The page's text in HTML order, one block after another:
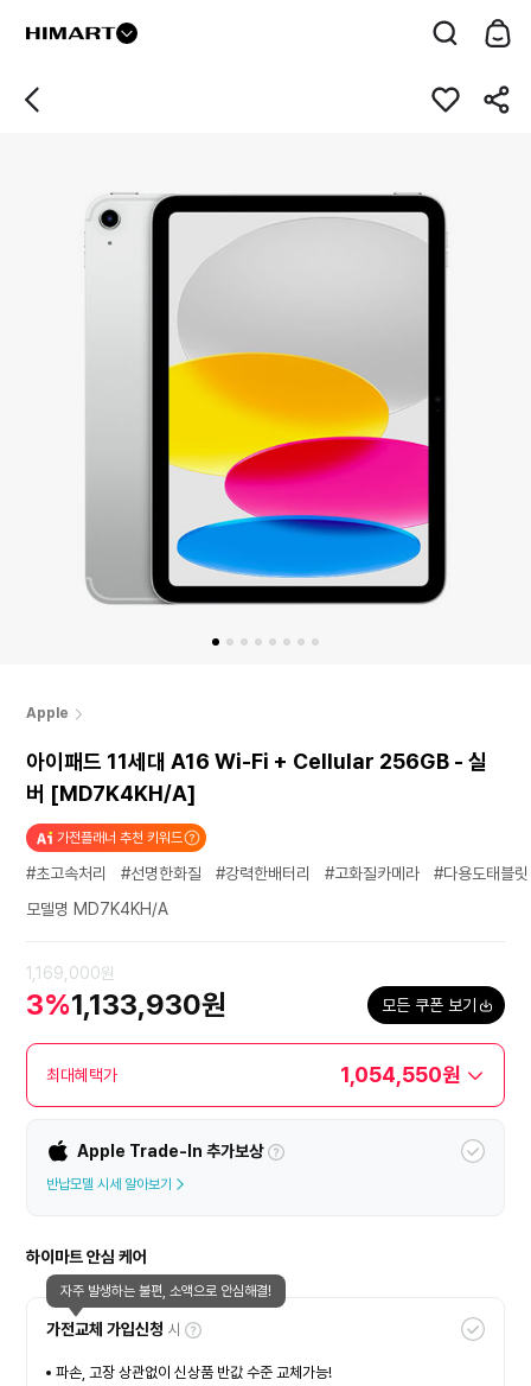
Apple
아이패드 11세대 A16 Wi-Fi + Cellular 256GB - 실
버 [MD7K4KH/A]
가전플래너 추천 키워드
#초고속처리 #선명한화질 #강력한배터리 #고화질카메라
#다용도태블릿
모델명 MD7K4KH/A
1,169,000원
3%1,133,930원 모든 쿠폰 보기
최대혜택가 1,054,550원
Apple Trade-In 추가보상
반납모델 시세 알아보기
하이마트 안심 케어
가전교체 가입신청 시
파손, 고장 상관없이 신상품 반값 수준 교체가능!
자주 발생하는 불편, 소액으로 안심해결!